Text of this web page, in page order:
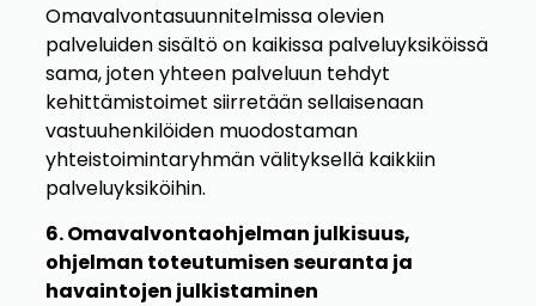
Omavalvontasuunnitelmissa olevien
palveluiden sisältö on kaikissa palveluyksiköissä
sama, joten yhteen palveluun tehdyt
kehittämistoimet siirretään sellaisenaan
vastuuhenkilöiden muodostaman
yhteistoimintaryhmän välityksellä kaikkiin
palveluyksiköihin.
6. Omavalvontaohjelman julkisuus,
ohjelman toteutumisen seuranta ja
havaintojen julkistaminen